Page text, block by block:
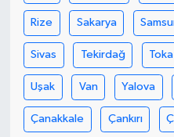
Rize Sakarya
Sivas Tekirdağ
Uşak Van Yalova
Çanakkale Çankırı